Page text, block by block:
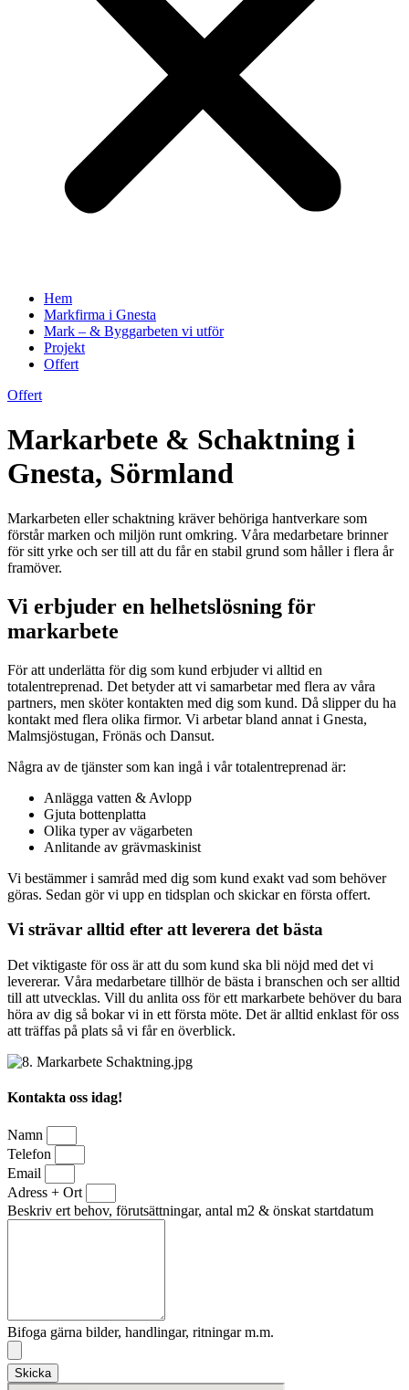
Hem
Markfirma i Gnesta
Mark – & Byggarbeten vi utför
Projekt
Offert
Offert
Markarbete & Schaktning i
Gnesta, Sörmland
Markarbeten eller schaktning kräver behöriga hantverkare som
förstår marken och miljön runt omkring. Våra medarbetare brinner
för sitt yrke och ser till att du får en stabil grund som håller i flera år
framöver.
Vi erbjuder en helhetslösning för
markarbete
För att underlätta för dig som kund erbjuder vi alltid en
totalentreprenad. Det betyder att vi samarbetar med flera av våra
partners, men sköter kontakten med dig som kund. Då slipper du ha
kontakt med flera olika firmor. Vi arbetar bland annat i Gnesta,
Malmsjöstugan, Frönäs och Dansut.
Några av de tjänster som kan ingå i vår totalentreprenad är:
Anlägga vatten & Avlopp
Gjuta bottenplatta
Olika typer av vägarbeten
Anlitande av grävmaskinist
Vi bestämmer i samråd med dig som kund exakt vad som behöver
göras. Sedan gör vi upp en tidsplan och skickar en första offert.
Vi strävar alltid efter att leverera det bästa
Det viktigaste för oss är att du som kund ska bli nöjd med det vi
levererar. Våra medarbetare tillhör de bästa i branschen och ser alltid
till att utvecklas. Vill du anlita oss för ett markarbete behöver du bara
höra av dig så bokar vi in ett första möte. Det är alltid enklast för oss
att träffas på plats så vi får en överblick.
Kontakta oss idag!
Namn
Telefon
Email
Adress + Ort
Beskriv ert behov, förutsättningar, antal m2 & önskat startdatum
Bifoga gärna bilder, handlingar, ritningar m.m.
Skicka